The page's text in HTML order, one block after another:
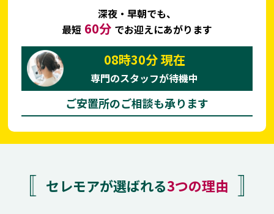
深夜・早朝でも、
最短 60分 でお迎えにあがります
08時30分現在
専門のスタッフが待機中
ご安置所のご相談も承ります
セレモアが選ばれる3つの理由